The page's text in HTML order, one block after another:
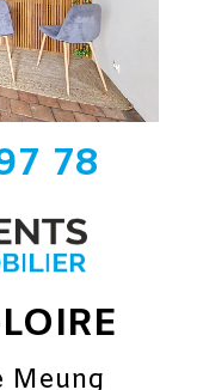
78
Meung